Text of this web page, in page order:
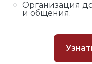
Организация
и общения.